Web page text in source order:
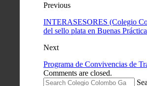
Previous
INTERASESORES (Colegio
del sello plata en Buenas
Next
Programa de Convivencias de
Comments are closed.